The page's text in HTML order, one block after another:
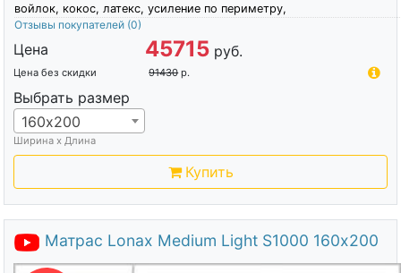
войлок, кокос, латекс, усиление по периметру,
Отзывы покупателей (0)
Цена 45715 руб.
Цена без скидки 91430 р.
Выбрать размер
160х200
Ширина х Длина
Купить
Матрас Lonax Medium Light S1000 160х200